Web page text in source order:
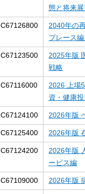
態と将来
C67126800
2040年の
プレース
C67123500
2025年版
戦略
C67116000
2026 上場
資・健康
C67124100 2026年版
C67125400 2026年版
C67124200
2026年版
ービス編
C67109000 2026年版